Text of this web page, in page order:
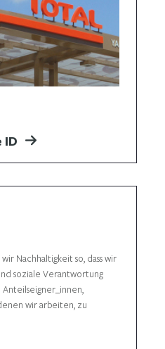
ID
Nachhaltigkeit so, dass wir
soziale Verantwortung
wir arbeiten, zu